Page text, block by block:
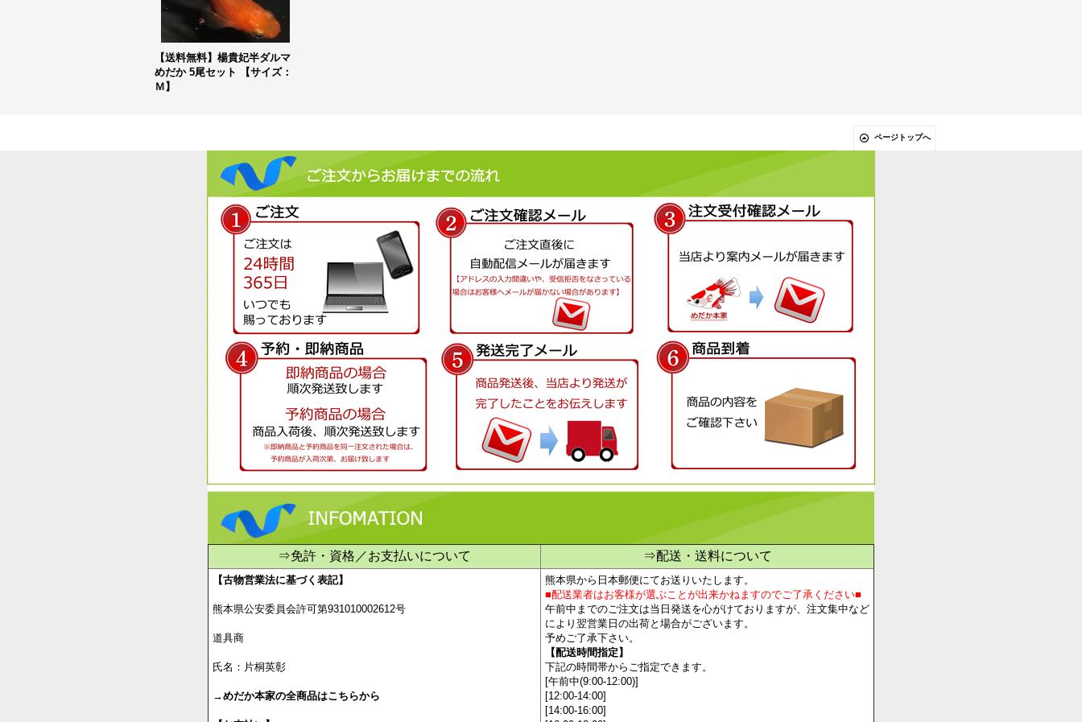
⇒免許・資格／お支払いについて ⇒配送・送料について
熊本県から日本郵便にてお送りいたします。
■配送業者はお客様が選ぶことが出来かねますのでご了承ください■
午前中までのご注文は当日発送を心がけておりますが、注文集中など
により翌営業日の出荷と場合がございます。
予めご了承下さい。
【配送時間指定】
下記の時間帯からご指定できます。